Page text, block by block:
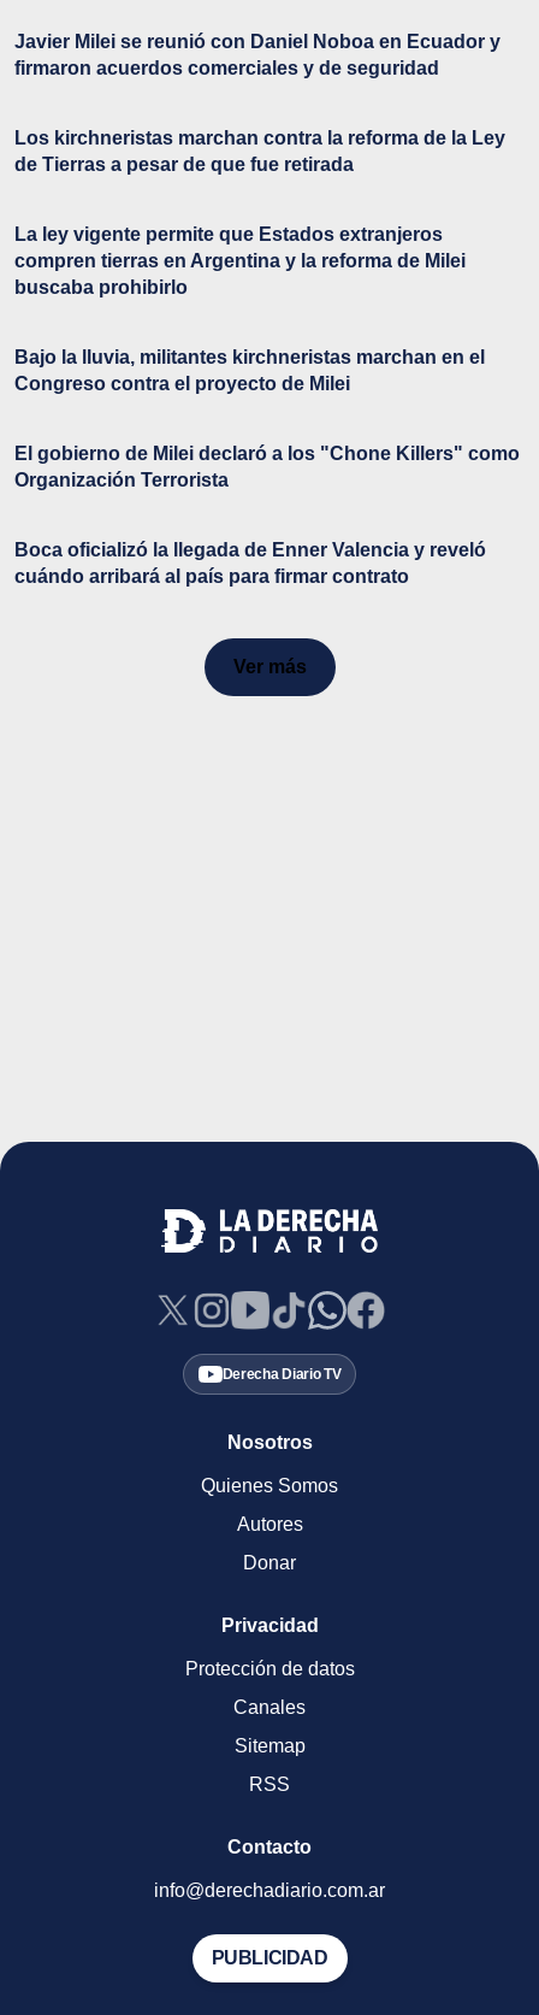
Javier Milei se reunió con Daniel Noboa en Ecuador y
firmaron acuerdos comerciales y de seguridad
Los kirchneristas marchan contra la reforma de la Ley
de Tierras a pesar de que fue retirada
La ley vigente permite que Estados extranjeros
compren tierras en Argentina y la reforma de Milei
buscaba prohibirlo
Bajo la lluvia, militantes kirchneristas marchan en el
Congreso contra el proyecto de Milei
El gobierno de Milei declaró a los "Chone Killers" como
Organización Terrorista
Boca oficializó la llegada de Enner Valencia y reveló
cuándo arribará al país para firmar contrato
Ver más
Derecha Diario TV
Nosotros
Quienes Somos
Autores
Donar
Privacidad
Protección de datos
Canales
Sitemap
RSS
Contacto
info@derechadiario.com.ar
PUBLICIDAD